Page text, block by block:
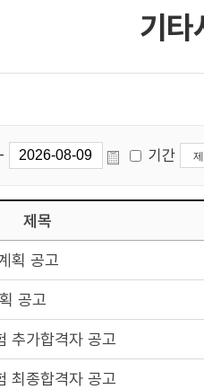
기타
기간
제목
획 공고
공고
추가합격자 공고
최종합격자 공고